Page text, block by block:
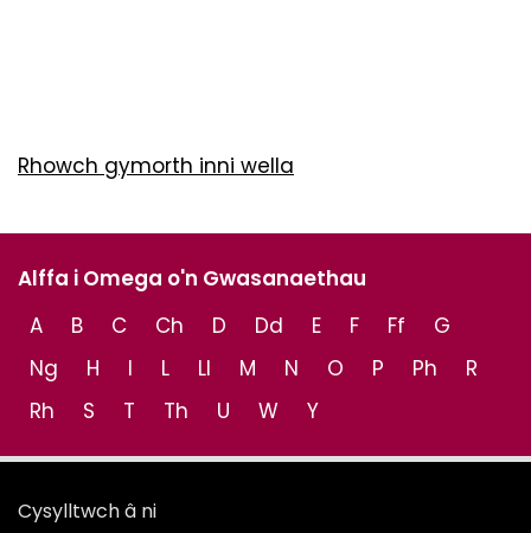
Rhowch gymorth inni wella
Alffa i Omega o'n Gwasanaethau
A
B C Ch D Dd E F Ff
G
Ng
H I L Ll M N O P Ph
R
Rh
S T Th U W Y
Cysylltwch â ni